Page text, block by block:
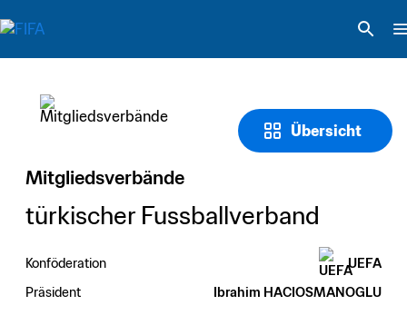
Übersicht
Mitgliedsverbände
türkischer Fussballverband
Konföderation
UEFA
Präsident
Ibrahim HACIOSMANOGLU